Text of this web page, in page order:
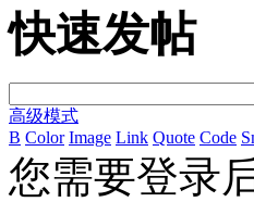
快速发帖
高级模式
B Color Image Link Quote Code
您需要登录